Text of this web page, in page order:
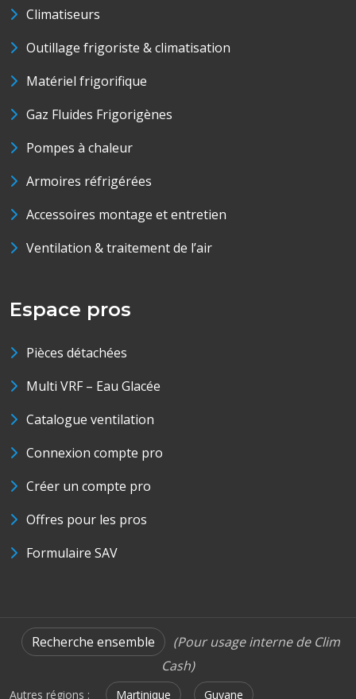
Climatiseurs
Outillage frigoriste & climatisation
Matériel frigorifique
Gaz Fluides Frigorigènes
Pompes à chaleur
Armoires réfrigérées
Accessoires montage et entretien
Ventilation & traitement de l’air
Espace pros
Pièces détachées
Multi VRF – Eau Glacée
Catalogue ventilation
Connexion compte pro
Créer un compte pro
Offres pour les pros
Formulaire SAV
Recherche ensemble
(Pour usage interne de Clim
Cash)
Autres régions : Martinique Guyane